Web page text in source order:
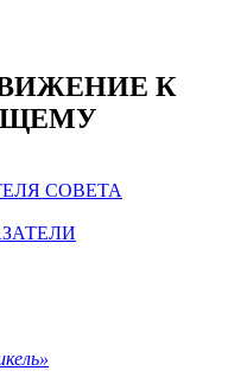
К
СОВЕТА